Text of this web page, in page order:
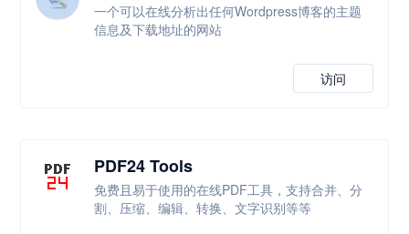
一个可以在线分析出任何Wordpress博客的主题
信息及下载地址的网站
访问
PDF24 Tools
免费且易于使用的在线PDF工具，支持合并、分
割、压缩、编辑、转换、文字识别等等